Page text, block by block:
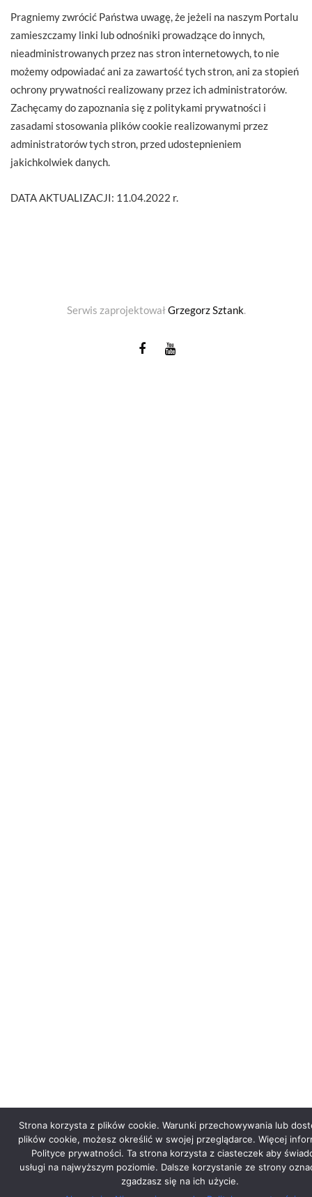
Pragniemy zwrócić Państwa uwagę, że jeżeli na naszym Portalu
zamieszczamy linki lub odnośniki prowadzące do innych,
nieadministrowanych przez nas stron internetowych, to nie
możemy odpowiadać ani za zawartość tych stron, ani za stopień
ochrony prywatności realizowany przez ich administratorów.
Zachęcamy do zapoznania się z politykami prywatności i
zasadami stosowania plików cookie realizowanymi przez
administratorów tych stron, przed udostepnieniem
jakichkolwiek danych.
DATA AKTUALIZACJI: 11.04.2022 r.
Serwis zaprojektowałGrzegorz Sztank.
Strona korzysta z plików cookie. Warunki przechowywania lub
plików cookie, możesz określić w swojej przeglądarce. Więcej
Polityce prywatności. Ta strona korzysta z ciasteczek aby
usługi na najwyższym poziomie. Dalsze korzystanie ze strony
zgadzasz się na ich użycie.